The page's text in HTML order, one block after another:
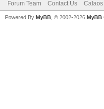
Forum Team Contact Us Calaos
Powered By MyBB , © 2002-2026 MyBB